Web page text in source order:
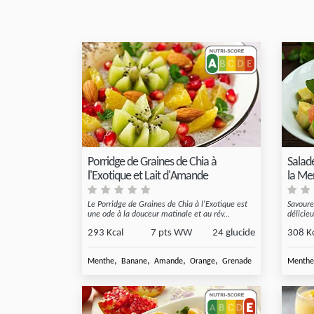
Porridge de Graines de Chia à
l'Exotique et Lait d'Amande
Le Porridge de Graines de Chia à l'Exotique est
une ode à la douceur matinale et au rév...
293 Kcal 7 pts WW 24 glucide
Menthe, Banane, Amande, Orange, Grenade
la
308
Menthe